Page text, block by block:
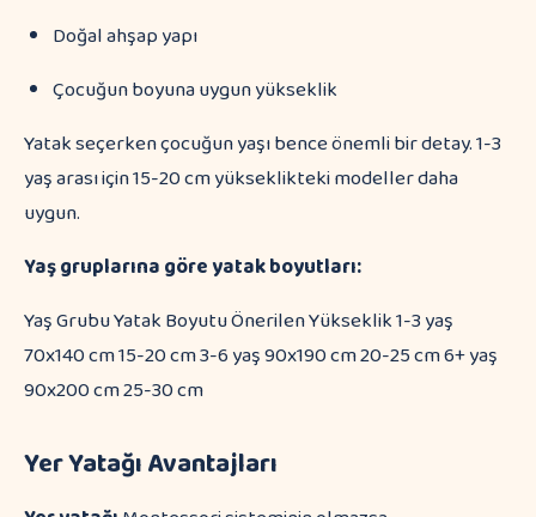
Doğal ahşap yapı
Çocuğun boyuna uygun yükseklik
Yatak seçerken çocuğun yaşı bence önemli bir detay. 1-3
yaş arası için 15-20 cm yükseklikteki modeller daha
uygun.
Yaş gruplarına göre yatak boyutları:
Yaş Grubu Yatak Boyutu Önerilen Yükseklik 1-3 yaş
70x140 cm 15-20 cm 3-6 yaş 90x190 cm 20-25 cm 6+ yaş
90x200 cm 25-30 cm
Yer Yatağı Avantajları